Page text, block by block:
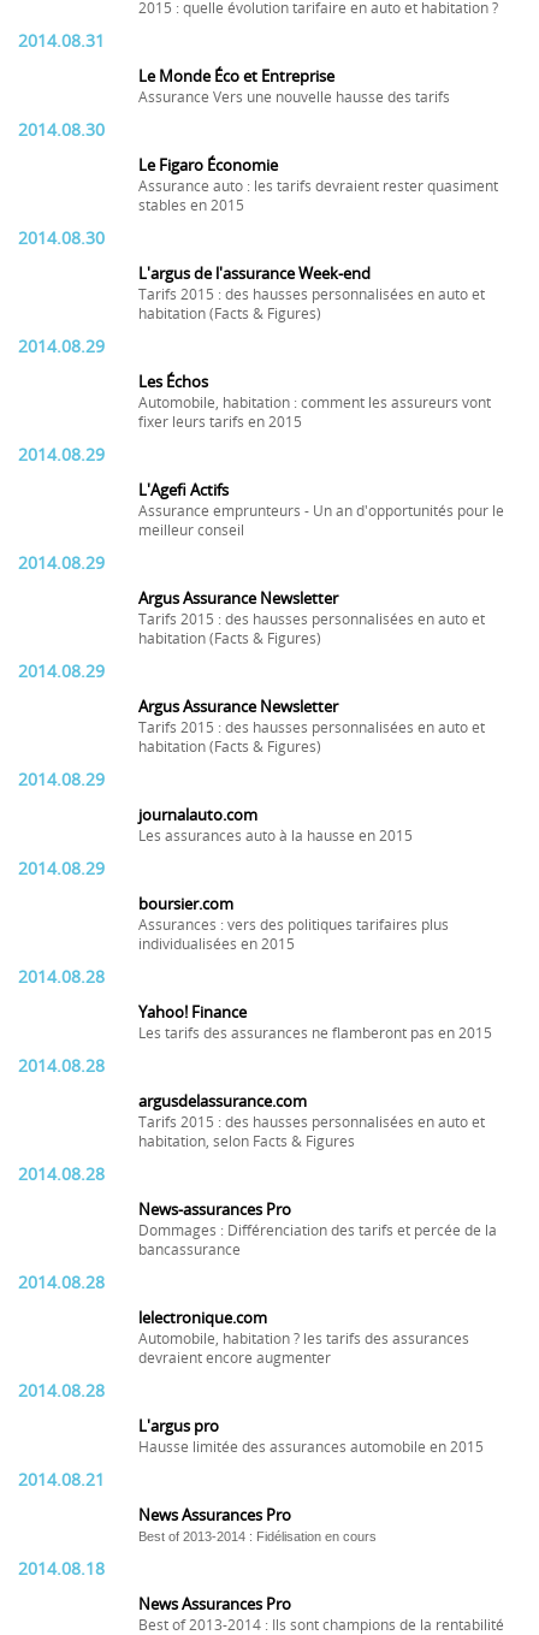
2015 : quelle évolution tarifaire en auto et habitation ?
2014.08.31
Le Monde Éco et Entreprise
Assurance Vers une nouvelle hausse des tarifs
2014.08.30
Le Figaro Économie
Assurance auto : les tarifs devraient rester quasiment
stables en 2015
2014.08.30
L'argus de l'assurance Week-end
Tarifs 2015 : des hausses personnalisées en auto et
habitation (Facts & Figures)
2014.08.29
Les Échos
Automobile, habitation : comment les assureurs vont
fixer leurs tarifs en 2015
2014.08.29
L'Agefi Actifs
Assurance emprunteurs - Un an d'opportunités pour le
meilleur conseil
2014.08.29
Argus Assurance Newsletter
Tarifs 2015 : des hausses personnalisées en auto et
habitation (Facts & Figures)
2014.08.29
Argus Assurance Newsletter
Tarifs 2015 : des hausses personnalisées en auto et
habitation (Facts & Figures)
2014.08.29
journalauto.com
Les assurances auto à la hausse en 2015
2014.08.29
boursier.com
Assurances : vers des politiques tarifaires plus
individualisées en 2015
2014.08.28
Yahoo! Finance
Les tarifs des assurances ne flamberont pas en 2015
2014.08.28
argusdelassurance.com
Tarifs 2015 : des hausses personnalisées en auto et
habitation, selon Facts & Figures
2014.08.28
News-assurances Pro
Dommages : Différenciation des tarifs et percée de la
bancassurance
2014.08.28
lelectronique.com
Automobile, habitation ? les tarifs des assurances
devraient encore augmenter
2014.08.28
L'argus pro
Hausse limitée des assurances automobile en 2015
2014.08.21
News Assurances Pro
Best of 2013-2014 : Fidélisation en cours
2014.08.18
News Assurances Pro
Best of 2013-2014 : Ils sont champions de la rentabilité